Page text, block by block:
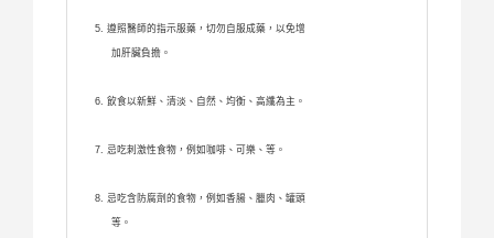
遵照醫師的指示服藥，切勿自服成藥，以免增
加肝臟負擔。
飲食以新鮮、清淡、自然、均衡、高纖為主。
忌吃刺激性食物，例如咖啡、可樂、等。
忌吃含防腐劑的食物，例如香腸、臘肉、罐頭
等。